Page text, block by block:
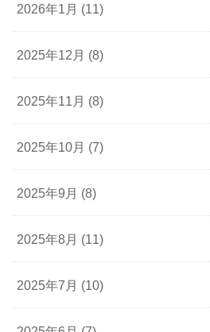
2026年1月 (11)
2025年12月 (8)
2025年11月 (8)
2025年10月 (7)
2025年9月 (8)
2025年8月 (11)
2025年7月 (10)